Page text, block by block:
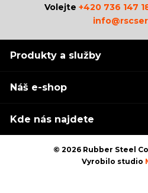
Volejte +420 736 147
Produkty a služby
Náš e-shop
Kde nás najdete
© 2026 Rubber Steel
Vyrobilo studio